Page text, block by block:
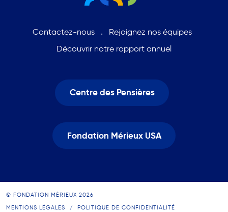
Contactez-nous
Rejoignez nos équipes
Découvrir notre rapport annuel
Centre des Pensières
Fondation Mérieux USA
© FONDATION MÉRIEUX 2026
MENTIONS LÉGALES
POLITIQUE DE CONFIDENTIALITÉ